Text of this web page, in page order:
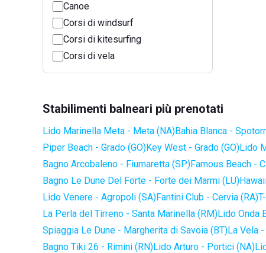
Canoe
Corsi di windsurf
Corsi di kitesurfing
Corsi di vela
Stabilimenti balneari più prenotati
Lido Marinella Meta - Meta (NA)Bahia Blanca -
Piper Beach - Grado (GO)Key West - Grado (GO)Lido
Bagno Arcobaleno - Fiumaretta (SP)Famous Beach -
Bagno Le Dune Del Forte - Forte dei Marmi (LU)
Lido Venere - Agropoli (SA)Fantini Club - Cervia (RA)
La Perla del Tirreno - Santa Marinella (RM)Lido Onda
Spiaggia Le Dune - Margherita di Savoia (BT)La Vela
Bagno Tiki 26 - Rimini (RN)Lido Arturo - Portici (NA)